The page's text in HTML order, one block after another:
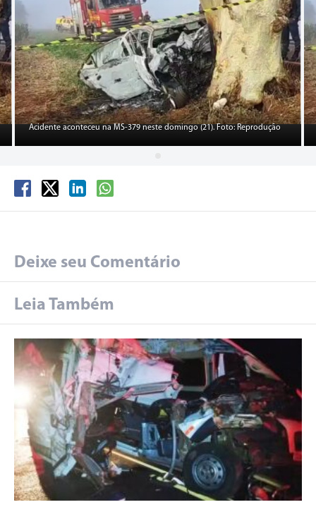
Acidente aconteceu na MS-379 neste domingo (21). Foto: Reprodução
Deixe seu Comentário
Leia Também